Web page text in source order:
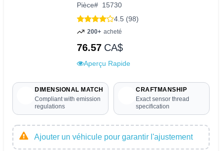
Pièce# 15730
4.5 (98)
200+ acheté
76.57 CA$
Aperçu Rapide
DIMENSIONAL MATCH
Compliant with emission
regulations
CRAFTMANSHIP
Exact sensor thread
specification
Ajouter un véhicule pour garantir l'ajustement